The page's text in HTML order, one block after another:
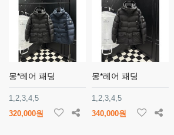
몽*레어 패딩
1,2,3,4,5
320,000원
몽*레어 패딩
1,2,3,4,5
340,000원